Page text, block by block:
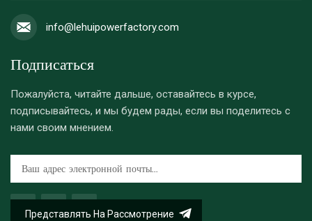
info@lehuipowerfactory.com
Подписаться
Пожалуйста, читайте дальше, оставайтесь в курсе,
подписывайтесь, и мы будем рады, если вы поделитесь с
нами своим мнением.
Представлять На Рассмотрение